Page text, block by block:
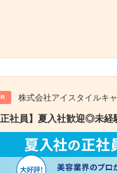
株式会社アイスタイルキ
正社員】夏入社歓迎◎未